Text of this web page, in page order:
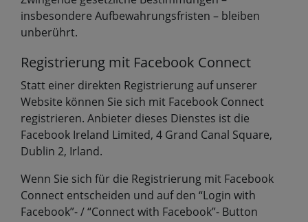
insbesondere Aufbewahrungsfristen – bleiben
unberührt.
Registrierung mit Facebook Connect
Statt einer direkten Registrierung auf unserer
Website können Sie sich mit Facebook Connect
registrieren. Anbieter dieses Dienstes ist die
Facebook Ireland Limited, 4 Grand Canal Square,
Dublin 2, Irland.
Wenn Sie sich für die Registrierung mit Facebook
Connect entscheiden und auf den “Login with
Facebook”- / “Connect with Facebook”- Button